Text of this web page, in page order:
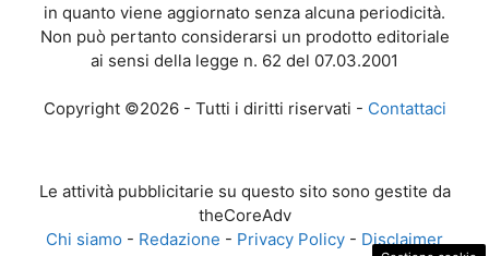
in quanto viene aggiornato senza alcuna periodicità.
Non può pertanto considerarsi un prodotto editoriale
ai sensi della legge n. 62 del 07.03.2001
Copyright ©2026 - Tutti i diritti riservati - Contattaci
Le attività pubblicitarie su questo sito sono gestite da
theCoreAdv
Chi siamo - Redazione - Privacy Policy - Disclaimer